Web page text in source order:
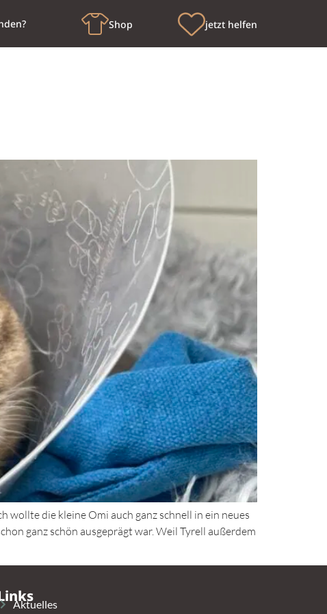
Shop jetzt helfen
wollte die kleine Omi auch ganz schnell in ein neues
ganz schön ausgeprägt war. Weil Tyrell außerdem
Aktuelles